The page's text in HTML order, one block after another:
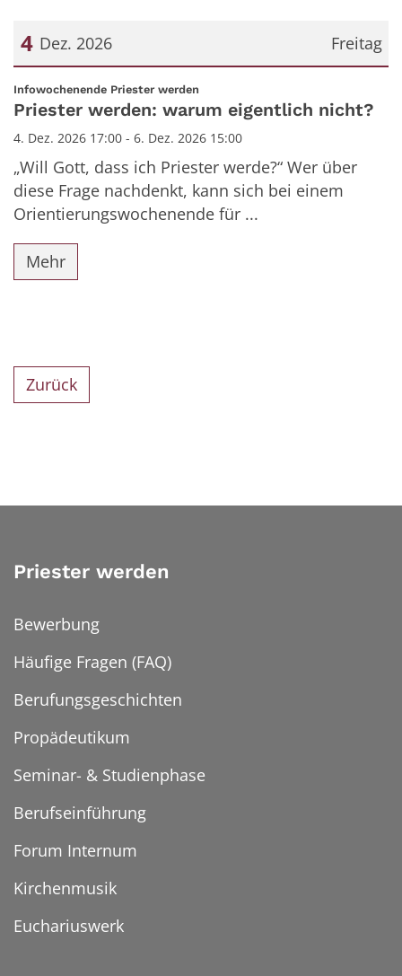
Freitag
4 Dez. 2026
Datum: 4. Dezember 2026
Infowochenende Priester werden
Priester werden: warum eigentlich nicht?
4. Dez. 2026 17:00 - 6. Dez. 2026 15:00
„Will Gott, dass ich Priester werde?“ Wer über
diese Frage nachdenkt, kann sich bei einem
Orientierungswochenende für ...
Mehr
Zurück
Priester werden
Bewerbung
Häufige Fragen (FAQ)
Berufungsgeschichten
Propädeutikum
Seminar- & Studienphase
Berufseinführung
Forum Internum
Kirchenmusik
Euchariuswerk